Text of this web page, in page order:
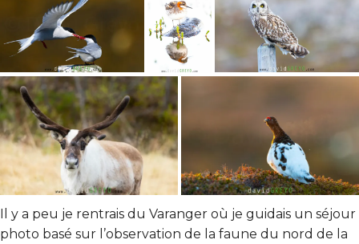
Il y a peu je rentrais du Varanger où je guidais un séjour
photo basé sur l’observation de la faune du nord de la